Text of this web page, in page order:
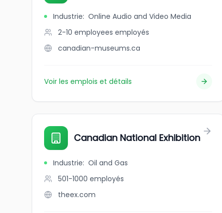
Industrie: Online Audio and Video Media
2-10 employees employés
canadian-museums.ca
Voir les emplois et détails
Canadian National Exhibition
Industrie: Oil and Gas
501-1000 employés
theex.com